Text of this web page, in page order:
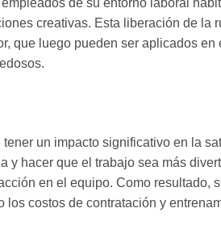
creativas. Esta liberación de la
que luego pueden ser aplicados en
un impacto significativo en la
y hacer que el trabajo sea más
en el equipo. Como resultado,
costos de contratación y